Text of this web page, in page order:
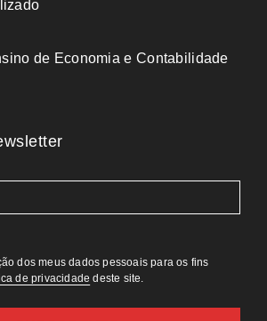
de Economia e Contabilidade
dos meus dados pessoais para os fins
de privacidade deste site.